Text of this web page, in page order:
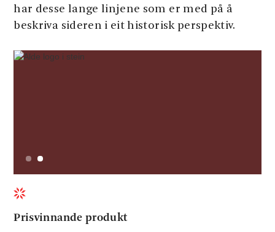
har desse lange linjene som er med på å
beskriva sideren i eit historisk perspektiv.
Prisvinnande produkt